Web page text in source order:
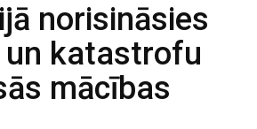
norisināsies
un katastrofu
mācības